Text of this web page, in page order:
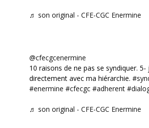
♬ son original - CFE-CGC Enermine
@cfecgcenermine
10 raisons de ne pas se syndiquer. 5-
directement avec ma hiérarchie.
#enermine #cfecgc #adherent
♬ son original - CFE-CGC Enermine